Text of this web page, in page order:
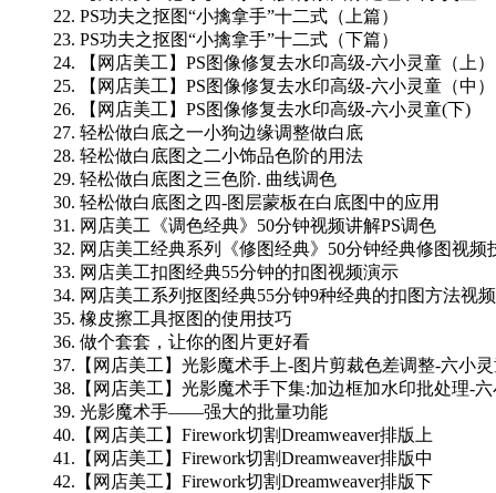
22. PS功夫之抠图“小擒拿手”十二式（上篇）
23. PS功夫之抠图“小擒拿手”十二式（下篇）
24. 【网店美工】PS图像修复去水印高级-六小灵童（上）
25. 【网店美工】PS图像修复去水印高级-六小灵童（中）
26. 【网店美工】PS图像修复去水印高级-六小灵童(下)
27. 轻松做白底之一小狗边缘调整做白底
28. 轻松做白底图之二小饰品色阶的用法
29. 轻松做白底图之三色阶. 曲线调色
30. 轻松做白底图之四-图层蒙板在白底图中的应用
31. 网店美工《调色经典》50分钟视频讲解PS调色
32. 网店美工经典系列《修图经典》50分钟经典修图视频
33. 网店美工扣图经典55分钟的扣图视频演示
34. 网店美工系列抠图经典55分钟9种经典的扣图方法视
35. 橡皮擦工具抠图的使用技巧
36. 做个套套，让你的图片更好看
37.【网店美工】光影魔术手上-图片剪裁色差调整-六小
38.【网店美工】光影魔术手下集:加边框加水印批处理-
39. 光影魔术手——强大的批量功能
40.【网店美工】Firework切割Dreamweaver排版上
41.【网店美工】Firework切割Dreamweaver排版中
42.【网店美工】Firework切割Dreamweaver排版下